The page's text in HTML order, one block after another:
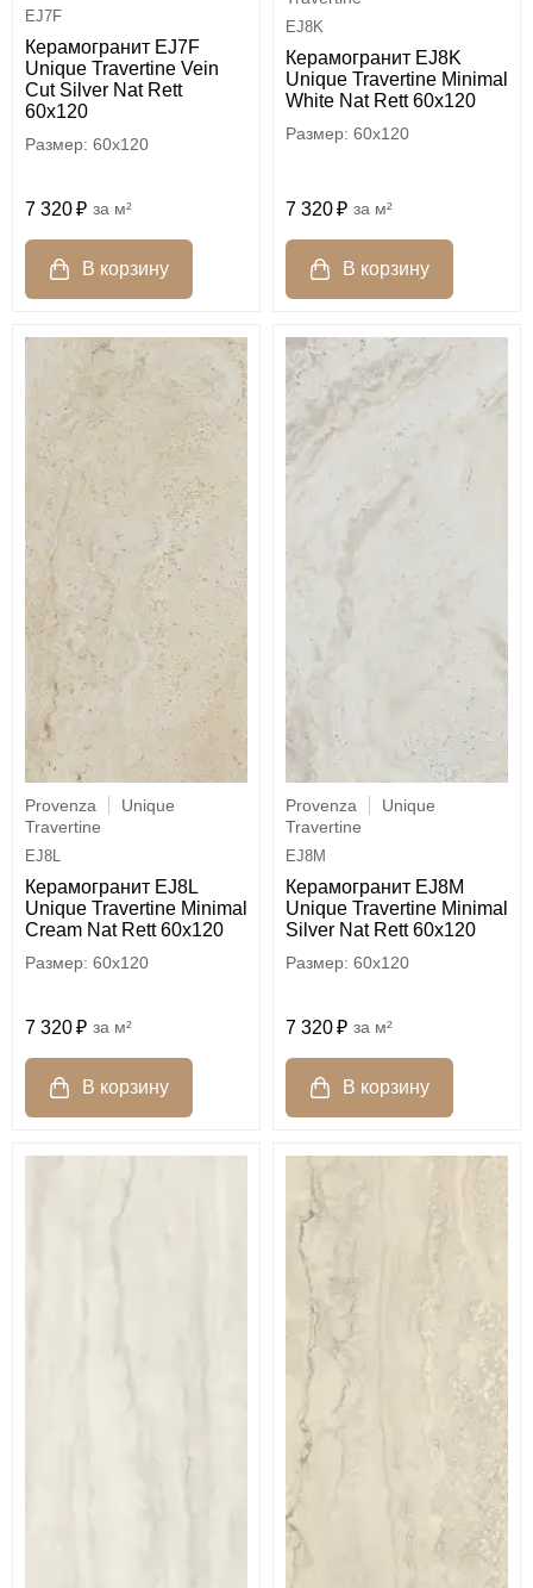
EJ7F
Керамогранит EJ7F
Unique Travertine Vein
Cut Silver Nat Rett
60x120
60x120
7 320 м²
EJ8K
Керамогранит EJ8K
Unique Travertine Minimal
White Nat Rett 60x120
60x120
7 320 м²
Provenza
Unique
Travertine
EJ8L
Керамогранит EJ8L
Unique Travertine Minimal
Cream Nat Rett 60x120
60x120
7 320 м²
Provenza
Unique
Travertine
EJ8M
Керамогранит EJ8M
Unique Travertine Minimal
Silver Nat Rett 60x120
60x120
7 320 м²